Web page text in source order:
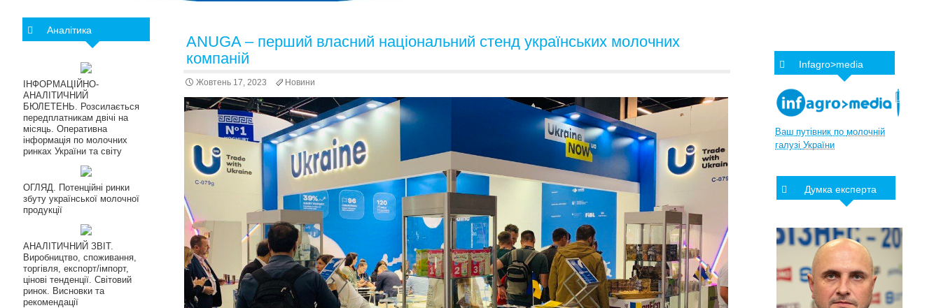
ANUGA – перший власний національний стенд українських молочних
компаній
Жовтень 17, 2023 Новини
Infagro>media
Ваш путівник по молочній
галузі України
Думка експерта
Аналітика
ІНФОРМАЦІЙНО-
АНАЛІТИЧНИЙ
БЮЛЕТЕНЬ. Розсилається
передплатникам двічі на
місяць. Оперативна
інформація по молочних
ринках України та світу
ОГЛЯД. Потенційні ринки
збуту української молочної
продукції
АНАЛІТИЧНИЙ ЗВІТ.
Виробництво, споживання,
торгівля, експорт/імпорт,
цінові тенденції. Світовий
ринок. Висновки та
рекомендації